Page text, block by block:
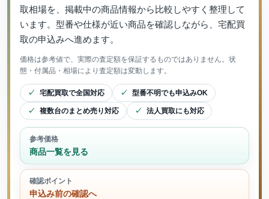
取相場を、掲載中の商品情報から比較しやすく整理して
います。型番や仕様が近い商品を確認しながら、宅配買
取の申込みへ進めます。
価格は参考値で、実際の査定額を保証するものではありません。状
態・付属品・相場により査定額は変動します。
宅配買取で全国対応 型番不明でも申込みOK
複数台のまとめ売り対応 法人買取にも対応
参考価格
商品一覧を見る
確認ポイント
申込み前の確認へ